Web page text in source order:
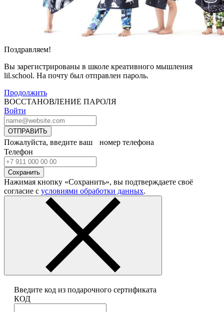
Поздравляем!
Вы зарегистрированы в школе креативного мышления
lil.school. На почту был отправлен пароль.
Продолжить
ВОССТАНОВЛЕНИЕ ПАРОЛЯ
Войти
ОТПРАВИТЬ
Пожалуйста, введите ваш номер телефона
Телефон
Сохранить
Нажимая кнопку «Сохранить», вы подтверждаете своё
согласие с условиями обработки данных.
Введите код из подарочного сертификата
КОД